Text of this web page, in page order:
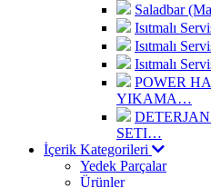
Saladbar
Isıtmalı
Isıtmalı
Isıtmalı
POWER
YIKAMA…
SETI…
İçerik Kategorileri
Yedek Parçalar
Ürünler